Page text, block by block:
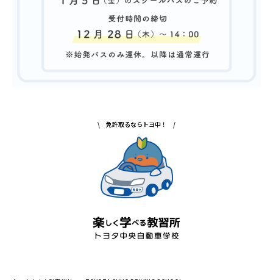
\ 免許取るならトヨ中！ /